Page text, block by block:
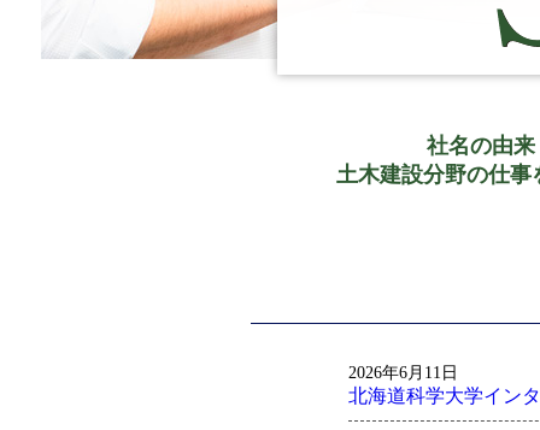
社名の由来
土木建設分野の仕事
2026年6月11日
北海道科学大学イン